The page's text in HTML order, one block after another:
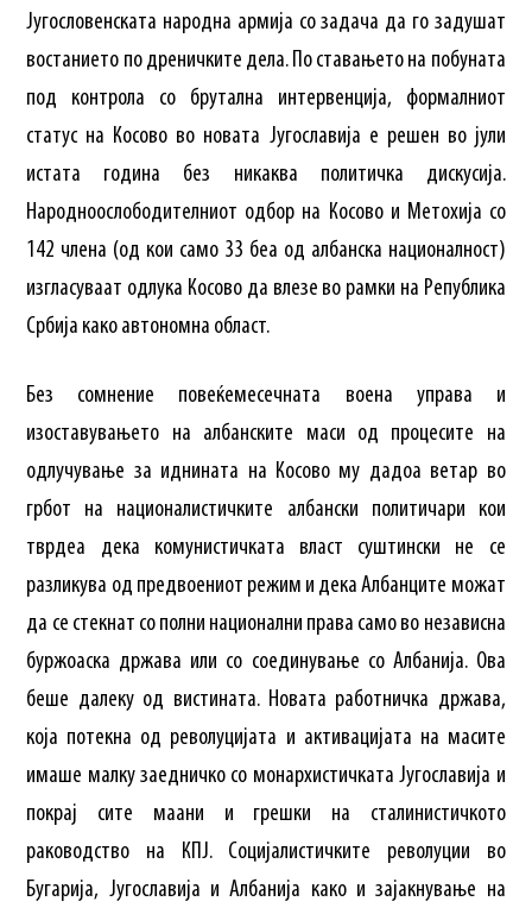
Југословенската народна армија со задача да го задушат
востанието по дреничките дела. По ставањето на побуната
под контрола со брутална интервенција, формалниот
статус на Косово во новата Југославија е решен во јули
истата година без никаква политичка дискусија.
Народноослободителниот одбор на Косово и Метохија со
142 члена (од кои само 33 беа од албанска националност)
изгласуваат одлука Косово да влезе во рамки на Република
Србија како автономна област.
Без сомнение повеќемесечната воена управа и
изоставувањето на албанските маси од процесите на
одлучување за иднината на Косово му дадоа ветар во
грбот на националистичките албански политичари кои
тврдеа дека комунистичката власт суштински не се
разликува од предвоениот режим и дека Албанците можат
да се стекнат со полни национални права само во независна
буржоаска држава или со соединување со Албанија. Ова
беше далеку од вистината. Новата работничка држава,
која потекна од револуцијата и активацијата на масите
имаше малку заедничко со монархистичката Југославија и
покрај сите маани и грешки на сталинистичкото
раководство на КПЈ. Социјалистичките револуции во
Бугарија, Југославија и Албанија како и зајакнување на